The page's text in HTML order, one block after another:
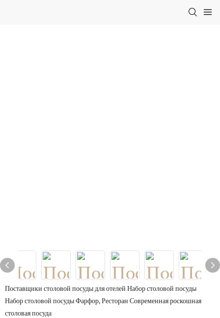
Поставщики столовой посуды для отелей Набор столовой посуды
Набор столовой посуды Фарфор, Ресторан Современная роскошная
столовая посуда